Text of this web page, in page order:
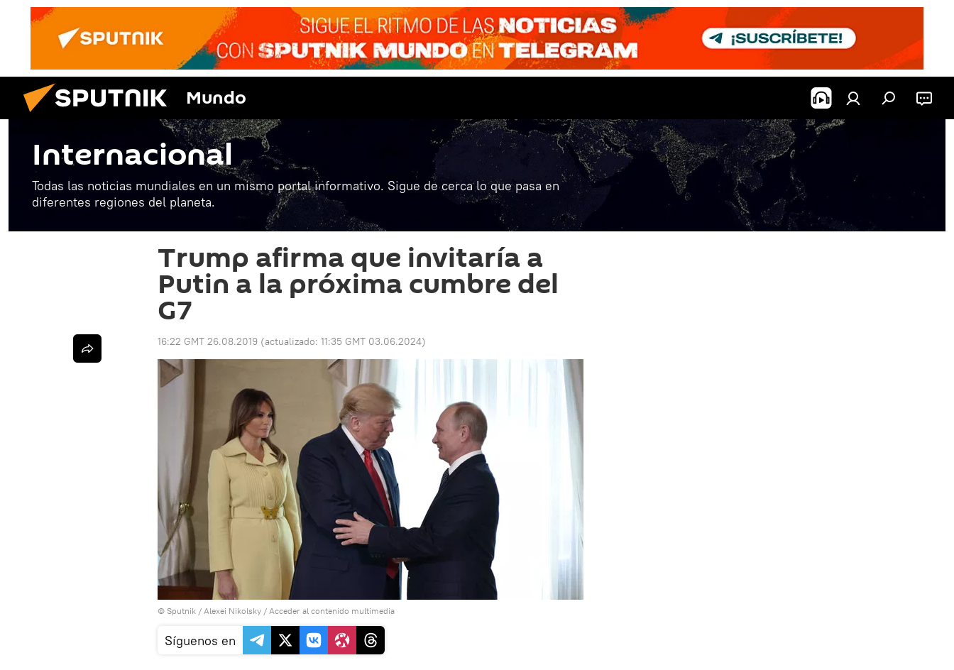
Mundo
Internacional
Todas las noticias mundiales en un mismo portal informativo. Sigue de cerca lo que pasa en
diferentes regiones del planeta.
Trump afirma que invitaría a
Putin a la próxima cumbre del
G7
16:22 GMT 26.08.2019 (actualizado: 11:35 GMT 03.06.2024)
© Sputnik / Alexei Nikolsky / Acceder al contenido multimedia
Síguenos en